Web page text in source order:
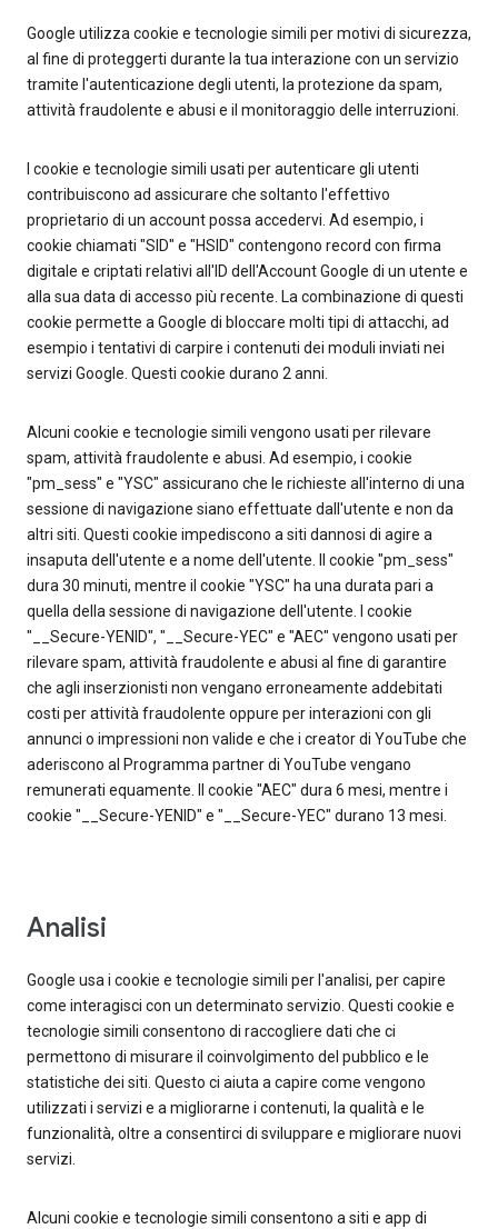
Google utilizza cookie e tecnologie simili per motivi di sicurezza,
al fine di proteggerti durante la tua interazione con un servizio
tramite l'autenticazione degli utenti, la protezione da spam,
attività fraudolente e abusi e il monitoraggio delle interruzioni.
I cookie e tecnologie simili usati per autenticare gli utenti
contribuiscono ad assicurare che soltanto l'effettivo
proprietario di un account possa accedervi. Ad esempio, i
cookie chiamati "SID" e "HSID" contengono record con firma
digitale e criptati relativi all'ID dell'Account Google di un utente e
alla sua data di accesso più recente. La combinazione di questi
cookie permette a Google di bloccare molti tipi di attacchi, ad
esempio i tentativi di carpire i contenuti dei moduli inviati nei
servizi Google. Questi cookie durano 2 anni.
Alcuni cookie e tecnologie simili vengono usati per rilevare
spam, attività fraudolente e abusi. Ad esempio, i cookie
"pm_sess" e "YSC" assicurano che le richieste all'interno di una
sessione di navigazione siano effettuate dall'utente e non da
altri siti. Questi cookie impediscono a siti dannosi di agire a
insaputa dell'utente e a nome dell'utente. Il cookie "pm_sess"
dura 30 minuti, mentre il cookie "YSC" ha una durata pari a
quella della sessione di navigazione dell'utente. I cookie
"__Secure-YENID", "__Secure-YEC" e "AEC" vengono usati per
rilevare spam, attività fraudolente e abusi al fine di garantire
che agli inserzionisti non vengano erroneamente addebitati
costi per attività fraudolente oppure per interazioni con gli
annunci o impressioni non valide e che i creator di YouTube che
aderiscono al Programma partner di YouTube vengano
remunerati equamente. Il cookie "AEC" dura 6 mesi, mentre i
cookie "__Secure-YENID" e "__Secure-YEC" durano 13 mesi.
Analisi
Google usa i cookie e tecnologie simili per l'analisi, per capire
come interagisci con un determinato servizio. Questi cookie e
tecnologie simili consentono di raccogliere dati che ci
permettono di misurare il coinvolgimento del pubblico e le
statistiche dei siti. Questo ci aiuta a capire come vengono
utilizzati i servizi e a migliorarne i contenuti, la qualità e le
funzionalità, oltre a consentirci di sviluppare e migliorare nuovi
servizi.
Alcuni cookie e tecnologie simili consentono a siti e app di